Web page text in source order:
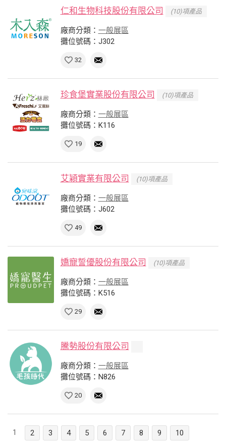
仁和生物科技股份有限公司 (10)項產品
廠商分類： 一般展區
攤位號碼：J302
32
珍食堡實業股份有限公司 (10)項產品
廠商分類： 一般展區
攤位號碼：K116
19
艾穎實業有限公司 (10)項產品
廠商分類： 一般展區
攤位號碼：J602
49
嬌寵誓優股份有限公司 (10)項產品
廠商分類： 一般展區
攤位號碼：K516
29
騰勢股份有限公司
廠商分類： 一般展區
攤位號碼：N826
20
1 2 3 4 5 6 7 8 9 10